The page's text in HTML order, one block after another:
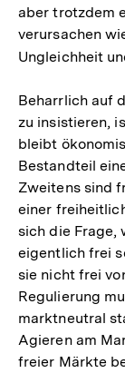
aber trotzdem
verursachen
Ungleichheit
Beharrlich auf
zu insistieren,
bleibt
Bestandteil
Zweitens sind
einer
sich die Frage,
eigentlich frei
sie nicht frei
Regulierung
marktneutral
Agieren am
freier Märkte